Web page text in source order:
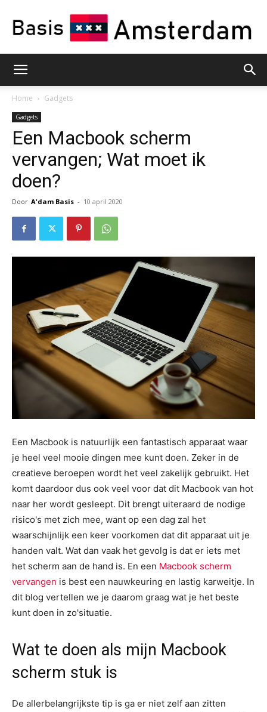
Amsterdam
Home Gadgets
Gadgets
Een Macbook scherm
vervangen; Wat moet ik
doen?
Door A'dam Basis - 10 april 2020
Een Macbook is natuurlijk een fantastisch apparaat waar
je heel veel mooie dingen mee kunt doen. Zeker in de
creatieve beroepen wordt het veel zakelijk gebruikt. Het
komt daardoor dus ook veel voor dat dit Macbook van hot
naar her wordt gesleept. Dit brengt uiteraard de nodige
risico's met zich mee, want op een dag zal het
waarschijnlijk een keer voorkomen dat dit apparaat uit je
handen valt. Wat dan vaak het gevolg is dat er iets met
het scherm aan de hand is. En een Macbook scherm
vervangen is best een nauwkeuring en lastig karweitje. In
dit blog vertellen we je daarom graag wat je het beste
kunt doen in zo'situatie.
Wat te doen als mijn Macbook
scherm stuk is
De allerbelangrijkste tip is ga er niet zelf aan zitten